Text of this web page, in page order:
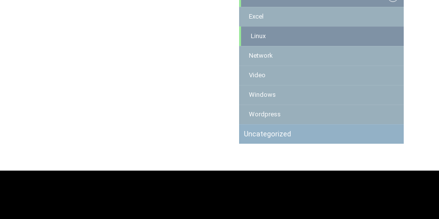
Excel
Linux
Network
Video
Windows
Wordpress
Uncategorized